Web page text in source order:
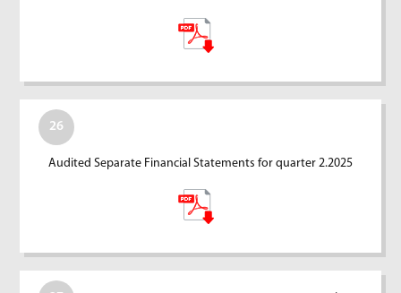
26
Audited Separate Financial Statements for quarter 2.2025